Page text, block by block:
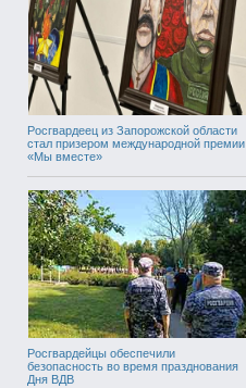
Росгвардеец из Запорожской области
стал призером международной премии
«Мы вместе»
Росгвардейцы обеспечили
безопасность во время празднования
Дня ВДВ